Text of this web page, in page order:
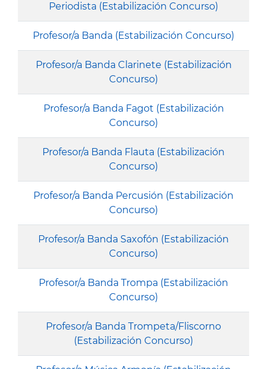
Periodista (Estabilización Concurso)
Profesor/a Banda (Estabilización Concurso)
Profesor/a Banda Clarinete (Estabilización
Concurso)
Profesor/a Banda Fagot (Estabilización
Concurso)
Profesor/a Banda Flauta (Estabilización
Concurso)
Profesor/a Banda Percusión (Estabilización
Concurso)
Profesor/a Banda Saxofón (Estabilización
Concurso)
Profesor/a Banda Trompa (Estabilización
Concurso)
Profesor/a Banda Trompeta/Fliscorno
(Estabilización Concurso)